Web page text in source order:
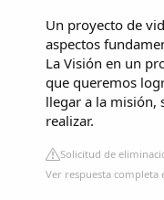
Un proyecto de
aspectos
La Visión en un
que queremos
llegar a la misión,
realizar.
Solicitud de
Ver respuesta completa